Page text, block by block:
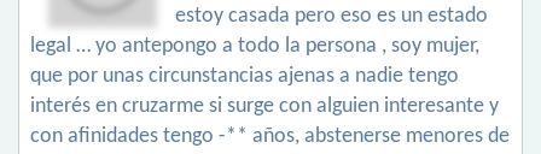
estoy casada pero eso es un estado
legal … yo antepongo a todo la persona , soy mujer,
que por unas circunstancias ajenas a nadie tengo
interés en cruzarme si surge con alguien interesante y
con afinidades tengo -** años, abstenerse menores de